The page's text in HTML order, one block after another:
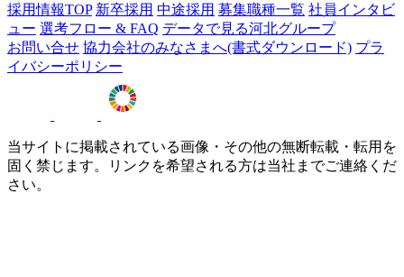
採用情報TOP 新卒採用 中途採用 募集職種一覧 社員インタビ
ュー 選考フロー & FAQ データで見る河北グループ
お問い合せ 協力会社のみなさまへ(書式ダウンロード) プラ
イバシーポリシー
当サイトに掲載されている画像・その他の無断転載・転用を
固く禁じます。リンクを希望される方は当社までご連絡くだ
さい。